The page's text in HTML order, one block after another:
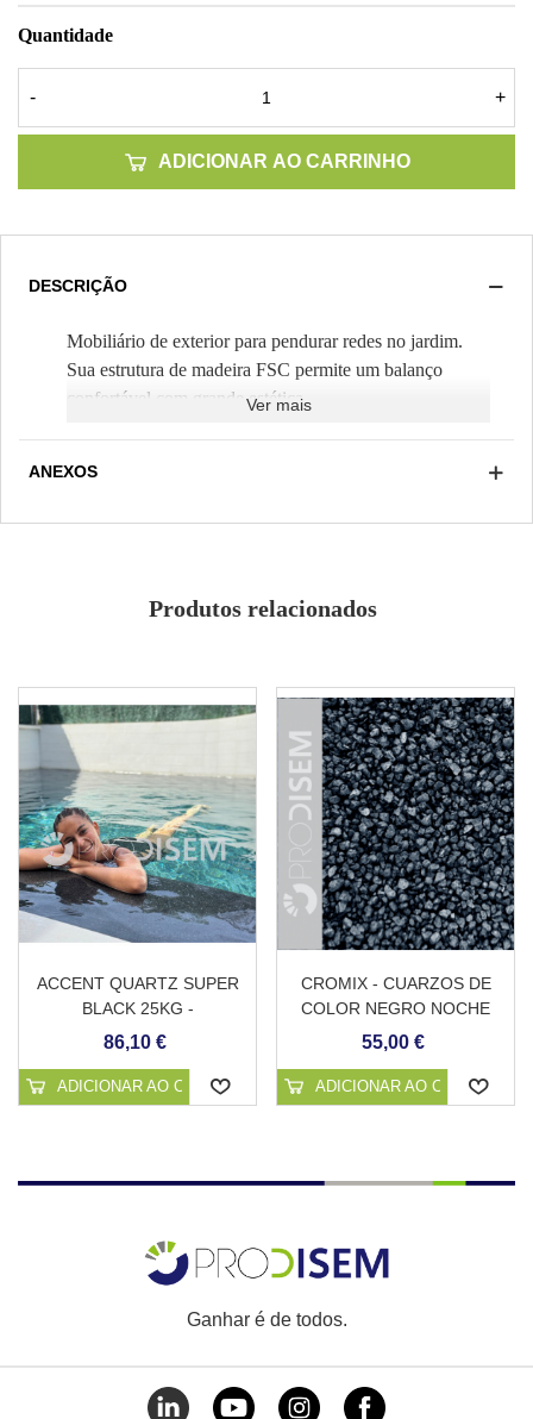
Quantidade
- +
ADICIONAR AO CARRINHO
DESCRIÇÃO
Mobiliário de exterior para pendurar redes no jardim.
Sua estrutura de madeira FSC permite um balanço
confortável com grande estética.
Montagem fácil
Madeira resistente FSC
Ver mais
ANEXOS
Produtos relacionados
ACCENT QUARTZ SUPER
BLACK 25KG -
REVESTIMENTO
86,10 €
ADICIONAR AO CARRINHO
CROMIX - CUARZOS DE
COLOR NEGRO NOCHE
55,00 €
ADICIONAR AO CARRINHO
Ganhar é de todos.